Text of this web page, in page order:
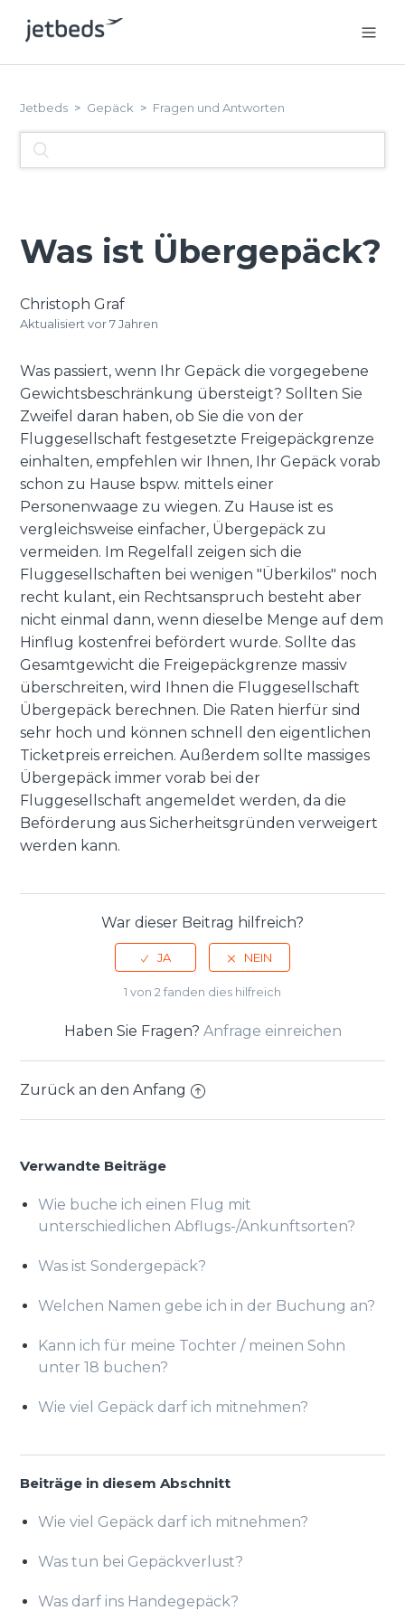
Jetbeds Gepäck Fragen und Antworten
Was ist Übergepäck?
Christoph Graf
Aktualisiertvor 7 Jahren
Was passiert, wenn Ihr Gepäck die vorgegebene
Gewichtsbeschränkung übersteigt? Sollten Sie
Zweifel daran haben, ob Sie die von der
Fluggesellschaft festgesetzte Freigepäckgrenze
einhalten, empfehlen wir Ihnen, Ihr Gepäck vorab
schon zu Hause bspw. mittels einer
Personenwaage zu wiegen. Zu Hause ist es
vergleichsweise einfacher, Übergepäck zu
vermeiden. Im Regelfall zeigen sich die
Fluggesellschaften bei wenigen "Überkilos" noch
recht kulant, ein Rechtsanspruch besteht aber
nicht einmal dann, wenn dieselbe Menge auf dem
Hinflug kostenfrei befördert wurde. Sollte das
Gesamtgewicht die Freigepäckgrenze massiv
überschreiten, wird Ihnen die Fluggesellschaft
Übergepäck berechnen. Die Raten hierfür sind
sehr hoch und können schnell den eigentlichen
Ticketpreis erreichen. Außerdem sollte massiges
Übergepäck immer vorab bei der
Fluggesellschaft angemeldet werden, da die
Beförderung aus Sicherheitsgründen verweigert
werden kann.
War dieser Beitrag hilfreich?
1 von 2 fanden dies hilfreich
Haben Sie Fragen? Anfrage einreichen
Zurück an den Anfang
Verwandte Beiträge
Wie buche ich einen Flug mit
unterschiedlichen Abflugs-/Ankunftsorten?
Was ist Sondergepäck?
Welchen Namen gebe ich in der Buchung an?
Kann ich für meine Tochter / meinen Sohn
unter 18 buchen?
Wie viel Gepäck darf ich mitnehmen?
Beiträge in diesem Abschnitt
Wie viel Gepäck darf ich mitnehmen?
Was tun bei Gepäckverlust?
Was darf ins Handegepäck?